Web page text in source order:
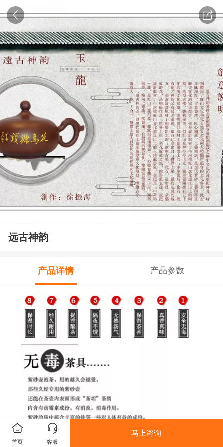
远古神韵
产品详情 产品参数
首页 客服
马上咨询